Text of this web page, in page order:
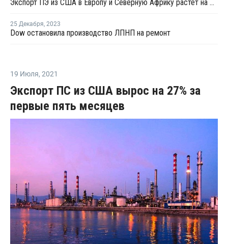
Экспорт ПЭ из США в Европу и Северную Африку растет на фоне проблем в Красном море и Суэцком канале
25 Декабря, 2023
Dow остановила производство ЛПНП на ремонт
19 Июля, 2021
Экспорт ПС из США вырос на 27% за
первые пять месяцев